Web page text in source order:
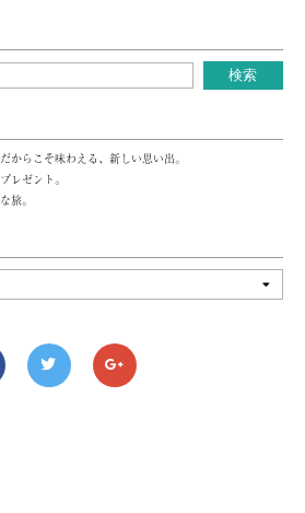
からこそ味わえる、新しい思い出。
レゼント。
旅。